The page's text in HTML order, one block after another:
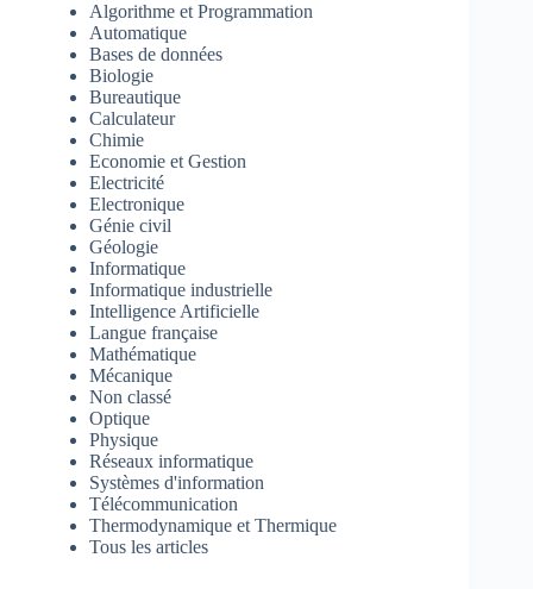
Algorithme et Programmation
Automatique
Bases de données
Biologie
Bureautique
Calculateur
Chimie
Economie et Gestion
Electricité
Electronique
Génie civil
Géologie
Informatique
Informatique industrielle
Intelligence Artificielle
Langue française
Mathématique
Mécanique
Non classé
Optique
Physique
Réseaux informatique
Systèmes d'information
Télécommunication
Thermodynamique et Thermique
Tous les articles